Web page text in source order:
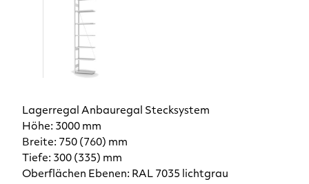
Lagerregal Anbauregal Stecksystem
Höhe: 3000 mm
Breite: 750 (760) mm
Tiefe: 300 (335) mm
Oberflächen Ebenen: RAL 7035 lichtgrau